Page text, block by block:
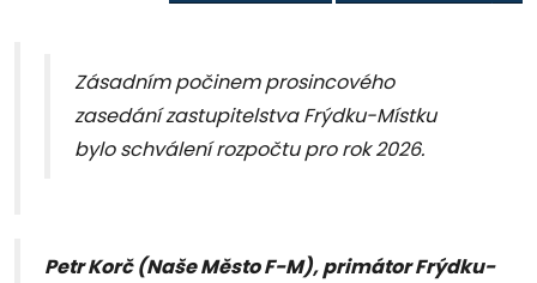
Zásadním počinem prosincového
zasedání zastupitelstva Frýdku-Místku
bylo schválení rozpočtu pro rok 2026.
Petr Korč (Naše Město F-M), primátor Frýdku-